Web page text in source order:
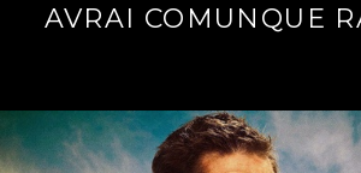
AVRAI COMUNQUE